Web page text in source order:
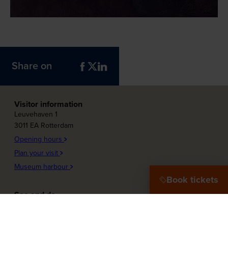
Share on
Visitor information
Leuvehaven 1
3011 EA Rotterdam
Opening hours
Plan your visit
Museum harbour
See and do
Book tickets